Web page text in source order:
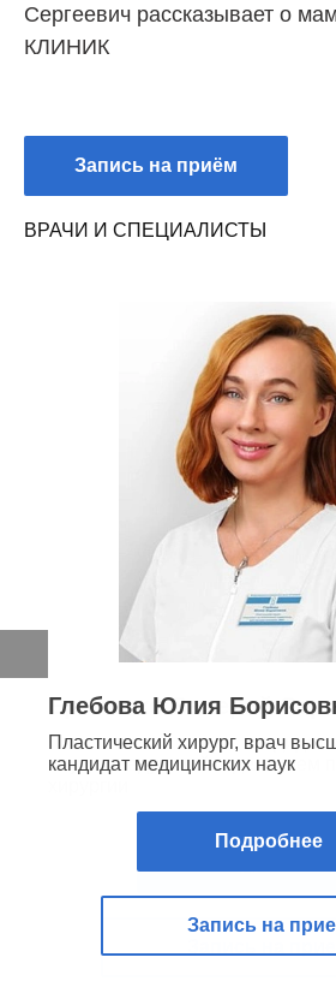
Сергеевич рассказывает о
КЛИНИК
Запись на приём
ВРАЧИ И СПЕЦИАЛИСТЫ
Глебова Юлия
Пластический хирург, врач
кандидат медицинских наук
Подробнее
Запись на